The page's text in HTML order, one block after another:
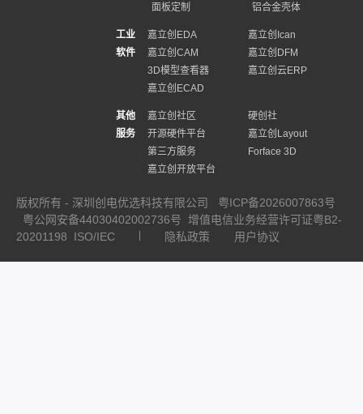
面板定制
铝合金壳体
工业
软件
嘉立创EDA
嘉立创Ican
嘉立创CAM
嘉立创DFM
3D模型查看器
嘉立创云ERP
嘉立创ECAD
其他
服务
嘉立创社区
硬创社
开源硬件平台
嘉立创Layout
第三方服务
Forface 3D
嘉立创开放平台
版权所有 - 深圳创电优选科技有限公司
粤ICP备2026007863号
粤公网安备44030402002736号
增值电信业务经营许可证粤B2-
20201198
ISO/IEC 隐私政策 用户协议